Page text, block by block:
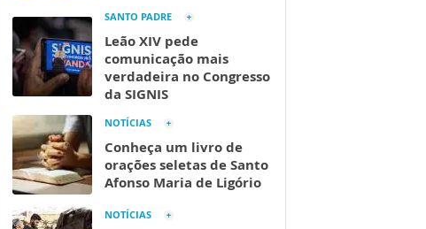
SANTO PADRE
Leão XIV pede
comunicação mais
verdadeira no Congresso
da SIGNIS
NOTÍCIAS
Conheça um livro de
orações seletas de Santo
Afonso Maria de Ligório
NOTÍCIAS